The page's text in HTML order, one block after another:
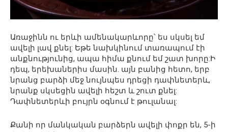
Առաջինն ու երևի ամենակարևորը՝ ես սկսել եմ
ավելի լավ քնել: Եթե նախկինում տառապում էի
անքնությունից, ապա հիմա քնում եմ շատ խորը:Ի
դեպ, երեխաներիս մասին. այն բանից հետո, երբ
նրանց բարձի մեջ նույնպես դրեցի դափնետերև,
նրանք սկսեցին ավելի հեշտ և շուտ քնել:
Դափնետերևի բույրն օգնում է թուլանալ:
Քանի որ մանկական բարձերն ավելի փոքր են, 5-ի